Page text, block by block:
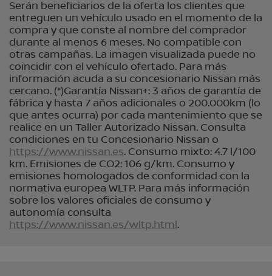
Serán beneficiarios de la oferta los clientes que
entreguen un vehículo usado en el momento de la
compra y que conste al nombre del comprador
durante al menos 6 meses. No compatible con
otras campañas. La imagen visualizada puede no
coincidir con el vehículo ofertado. Para más
información acuda a su concesionario Nissan más
cercano. (*)Garantía Nissan+: 3 años de garantía de
fábrica y hasta 7 años adicionales o 200.000km (lo
que antes ocurra) por cada mantenimiento que se
realice en un Taller Autorizado Nissan. Consulta
condiciones en tu Concesionario Nissan o
https://www.nissan.es. Consumo mixto: 4.7 l/100
km. Emisiones de CO2: 106 g/km. Consumo y
emisiones homologados de conformidad con la
normativa europea WLTP. Para más información
sobre los valores oficiales de consumo y
autonomía consulta
https://www.nissan.es/wltp.html.